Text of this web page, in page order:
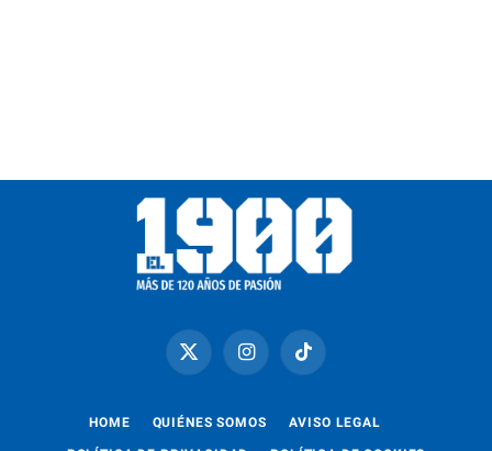
X
(Twitter)
InstagramTikTok
HOME QUIÉNES SOMOS AVISO LEGAL